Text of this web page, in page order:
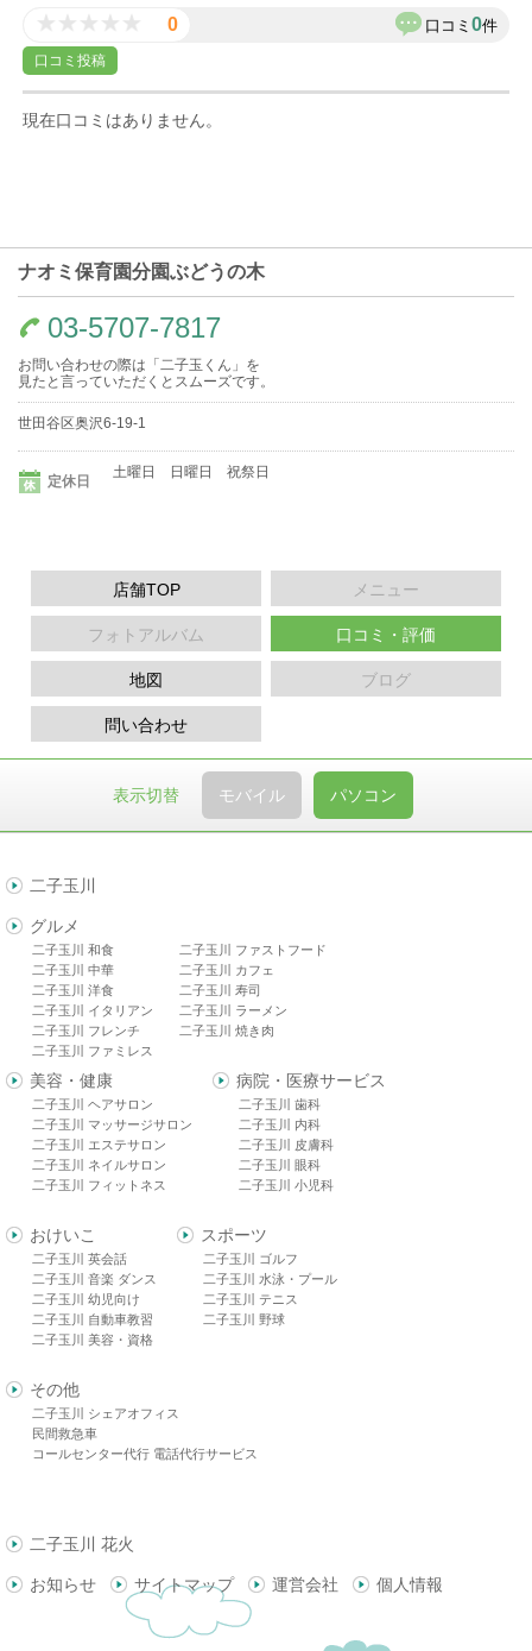
0 口コミ 0件
口コミ投稿
現在口コミはありません。
ナオミ保育園分園ぶどうの木
03-5707-7817
お問い合わせの際は「二子玉くん」を
見たと言っていただくとスムーズです。
世田谷区奥沢6-19-1
定休日
土曜日 日曜日 祝祭日
店舗TOP メニュー
フォトアルバム 口コミ・評価
地図 ブログ
問い合わせ
表示切替 モバイル パソコン
二子玉川
グルメ
二子玉川 和食
二子玉川 中華
二子玉川 洋食
二子玉川 イタリアン
二子玉川 フレンチ
二子玉川 ファミレス
二子玉川 ファストフード
二子玉川 カフェ
二子玉川 寿司
二子玉川 ラーメン
二子玉川 焼き肉
美容・健康
二子玉川 ヘアサロン
二子玉川 マッサージサロン
二子玉川 エステサロン
二子玉川 ネイルサロン
二子玉川 フィットネス
病院・医療サービス
二子玉川 歯科
二子玉川 内科
二子玉川 皮膚科
二子玉川 眼科
二子玉川 小児科
おけいこ
二子玉川 英会話
二子玉川 音楽 ダンス
二子玉川 幼児向け
二子玉川 自動車教習
二子玉川 美容・資格
スポーツ
二子玉川 ゴルフ
二子玉川 水泳・プール
二子玉川 テニス
二子玉川 野球
その他
二子玉川 シェアオフィス
民間救急車
コールセンター代行 電話代行サービス
二子玉川 花火
お知らせ サイトマップ 運営会社 個人情報